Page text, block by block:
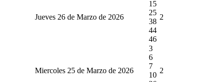
Jueves 26 de Marzo de 2026
15
25
38
44
46
2
Miercoles 25 de Marzo de 2026
3
6
7
10
2